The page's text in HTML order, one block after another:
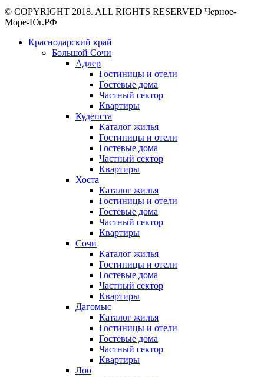
© COPYRIGHT 2018. ALL RIGHTS RESERVED Черное-
Море-Юг.РФ
Краснодарский край
Большой Сочи
Адлер
Гостиницы и отели
Гостевые дома
Частный сектор
Квартиры
Кудепста
Каталог жилья
Гостиницы и отели
Гостевые дома
Частный сектор
Квартиры
Хоста
Каталог жилья
Гостиницы и отели
Гостевые дома
Частный сектор
Квартиры
Сочи
Каталог жилья
Гостиницы и отели
Гостевые дома
Частный сектор
Квартиры
Дагомыс
Каталог жилья
Гостиницы и отели
Гостевые дома
Частный сектор
Квартиры
Лоо